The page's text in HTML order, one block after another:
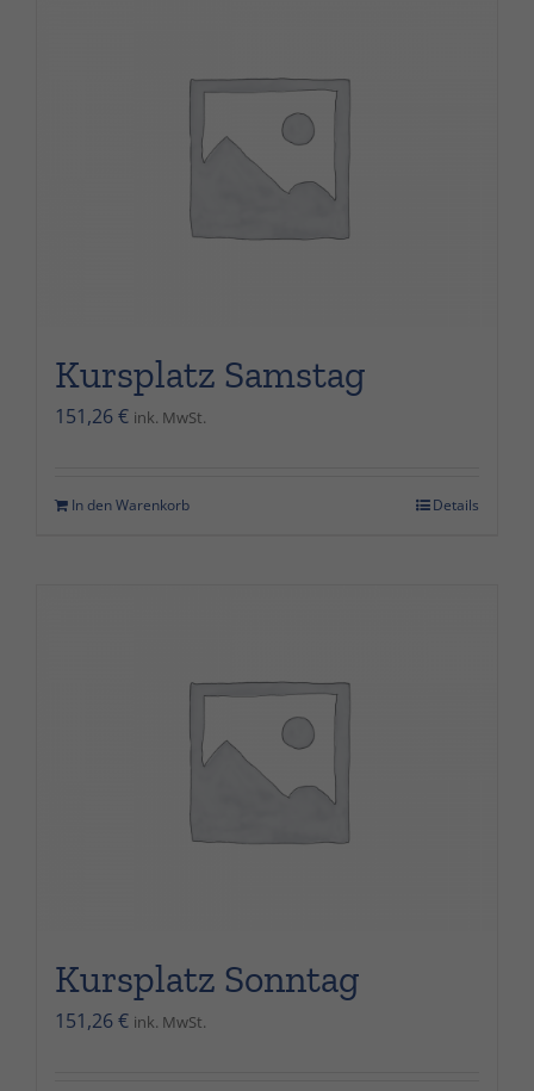
Kursplatz Samstag
151,26€ ink. MwSt.
In den Warenkorb Details
Kursplatz Sonntag
151,26€ ink. MwSt.